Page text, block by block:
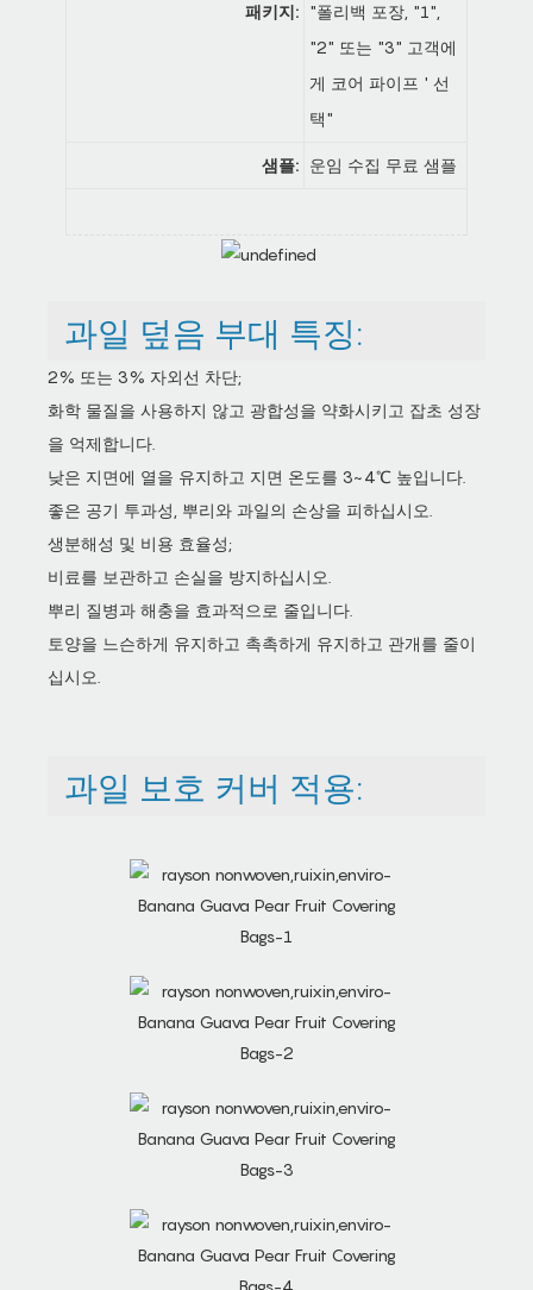
패키지: "폴리백 포장, "1",
"2" 또는 "3" 고객에
게 코어 파이프 ' 선
택"
샘플: 운임 수집 무료 샘플
과일 덮음 부대 특징:
2% 또는 3% 자외선 차단;
화학 물질을 사용하지 않고 광합성을 약화시키고 잡초 성장
을 억제합니다.
낮은 지면에 열을 유지하고 지면 온도를 3~4℃ 높입니다.
좋은 공기 투과성, 뿌리와 과일의 손상을 피하십시오.
생분해성 및 비용 효율성;
비료를 보관하고 손실을 방지하십시오.
뿌리 질병과 해충을 효과적으로 줄입니다.
토양을 느슨하게 유지하고 촉촉하게 유지하고 관개를 줄이
십시오.
과일 보호 커버 적용: